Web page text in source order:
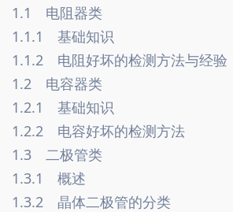
1.1　电阻器类
1.1.1　基础知识
1.1.2　电阻好坏的检测方法与经验
1.2　电容器类
1.2.1　基础知识
1.2.2　电容好坏的检测方法
1.3　二极管类
1.3.1　概述
1.3.2　晶体二极管的分类